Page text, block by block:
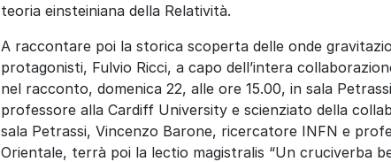
teoria einsteiniana della Relatività.
A raccontare poi la storica scoperta delle onde
protagonisti, Fulvio Ricci, a capo dell’intera
nel racconto, domenica 22, alle ore 15.00, in sala
professore alla Cardiff University e scienziato della
sala Petrassi, Vincenzo Barone, ricercatore INFN e
Orientale, terrà poi la lectio magistralis “Un cruciverba